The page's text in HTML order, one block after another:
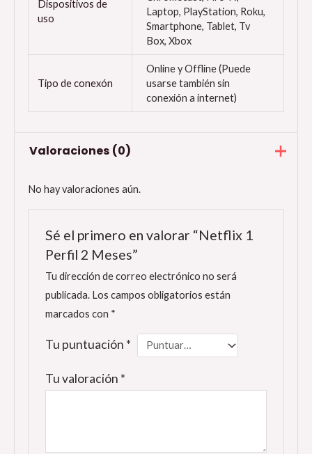
Dispositivos de
uso
Laptop, PlayStation, Roku,
Smartphone, Tablet, Tv
Box, Xbox
Tipo de conexón
Online y Offline (Puede
usarse también sin
conexión a internet)
Valoraciones (0)
No hay valoraciones aún.
Sé el primero en valorar “Netflix 1
Perfil 2 Meses”
Tu dirección de correo electrónico no será
publicada. Los campos obligatorios están
marcados con *
Tu puntuación *
Tu valoración *